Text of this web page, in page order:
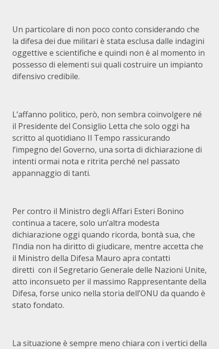
Un particolare di non poco conto considerando che
la difesa dei due militari è stata esclusa dalle indagini
oggettive e scientifiche e quindi non è al momento in
possesso di elementi sui quali costruire un impianto
difensivo credibile.
L’affanno politico, però, non sembra coinvolgere né
il Presidente del Consiglio Letta che solo oggi ha
scritto al quotidiano Il Tempo rassicurando
l’impegno del Governo, una sorta di dichiarazione di
intenti ormai nota e ritrita perché nel passato
appannaggio di tanti.
Per contro il Ministro degli Affari Esteri Bonino
continua a tacere, solo un’altra modesta
dichiarazione oggi quando ricorda, bontà sua, che
l’India non ha diritto di giudicare, mentre accetta che
il Ministro della Difesa Mauro apra contatti
diretti con il Segretario Generale delle Nazioni Unite,
atto inconsueto per il massimo Rappresentante della
Difesa, forse unico nella storia dell’ONU da quando è
stato fondato.
La situazione è sempre meno chiara con i vertici della